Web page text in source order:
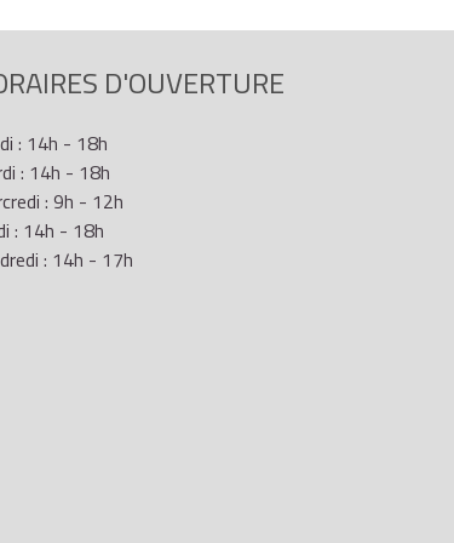
ou des charges et offices sont imputables
d'imposition par les autres membres du foyer
6 années suivantes.
D'OUVERTURE
: 14h - 18h
: 14h - 18h
: 9h - 12h
: 14h - 18h
: 14h - 17h